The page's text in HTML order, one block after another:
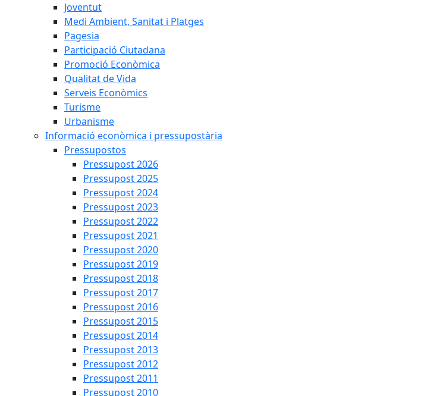
Joventut
Medi Ambient, Sanitat i Platges
Pagesia
Participació Ciutadana
Promoció Econòmica
Qualitat de Vida
Serveis Econòmics
Turisme
Urbanisme
Informació econòmica i pressupostària
Pressupostos
Pressupost 2026
Pressupost 2025
Pressupost 2024
Pressupost 2023
Pressupost 2022
Pressupost 2021
Pressupost 2020
Pressupost 2019
Pressupost 2018
Pressupost 2017
Pressupost 2016
Pressupost 2015
Pressupost 2014
Pressupost 2013
Pressupost 2012
Pressupost 2011
Pressupost 2010